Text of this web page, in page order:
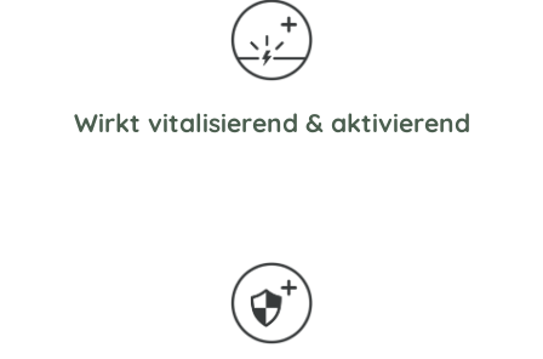
Wirkt vitalisierend & aktivierend